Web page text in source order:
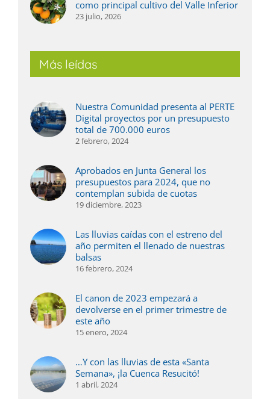
como principal cultivo del Valle Inferior
23 julio, 2026
Más leídas
Nuestra Comunidad presenta al PERTE
Digital proyectos por un presupuesto
total de 700.000 euros
2 febrero, 2024
Aprobados en Junta General los
presupuestos para 2024, que no
contemplan subida de cuotas
19 diciembre, 2023
Las lluvias caídas con el estreno del
año permiten el llenado de nuestras
balsas
16 febrero, 2024
El canon de 2023 empezará a
devolverse en el primer trimestre de
este año
15 enero, 2024
…Y con las lluvias de esta «Santa
Semana», ¡la Cuenca Resucitó!
1 abril, 2024